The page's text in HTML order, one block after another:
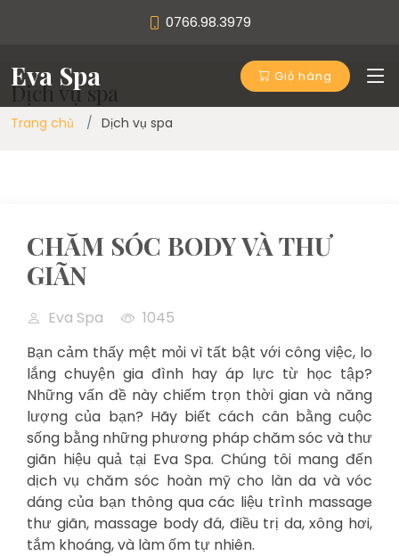
0766.98.3979
Eva Spa Giỏ hàng
Dịch vụ spa
Trang chủ Dịch vụ spa
CHĂM SÓC BODY VÀ THƯ
GIÃN
Eva Spa
1045
Bạn cảm thấy mệt mỏi vì tất bật với công việc, lo
lắng chuyện gia đình hay áp lực từ học tập?
Những vấn đề này chiếm trọn thời gian và năng
lượng của bạn? Hãy biết cách cân bằng cuộc
sống bằng những phương pháp chăm sóc và thư
giãn hiệu quả tại Eva Spa. Chúng tôi mang đến
dịch vụ chăm sóc hoàn mỹ cho làn da và vóc
dáng của bạn thông qua các liệu trình massage
thư giãn, massage body đá, điều trị da, xông hơi,
tắm khoáng, và làm ốm tự nhiên.